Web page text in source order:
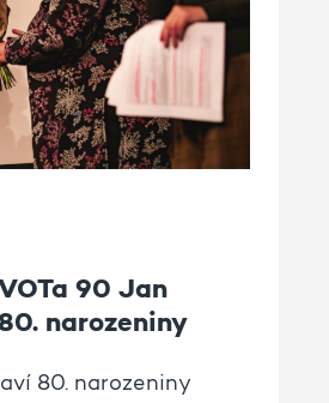
90 Jan
narozeniny
80. narozeniny